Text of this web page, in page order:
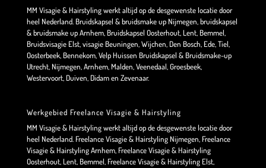
MM Visagie & Hairstyling werkt altijd op de desgewenste locatie door
heel Nederland. Bruidskapsel & bruidsmake up Nijmegen, bruidskapsel
& bruidsmake up Arnhem, Bruidskapsel Oosterhout, Lent, Bemmel,
Bruidsvisagie Elst, visagie Beuningen, Wijchen, Den Bosch, Ede, Tiel,
Oosterbeek, Bennekom, Velp Huissen Bruidskapsel & Bruidsmake-up
Utrecht, Nijmegen, Arnhem, Malden, Veenedaal, Groesbeek,
Westervoort, Duiven, Didam en Zevenaar.
Werkgebied Freelance Visagie & Hairstyling
MM Visagie & Hairstyling werkt altijd op de desgewenste locatie door
heel Nederland. Freelance Visagie & Hairstyling Nijmegen, Freelance
Visagie & Hairstyling Arnhem, Freelance Visagie & Hairstyling
Oosterhout, Lent, Bemmel, Freelance Visagie & Hairstyling Elst,